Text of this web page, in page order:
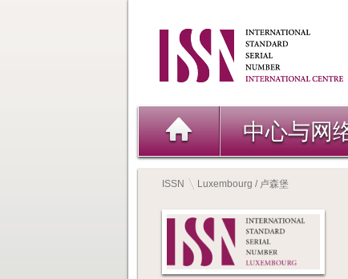
中心与网
ISSN Luxembourg / 卢森堡